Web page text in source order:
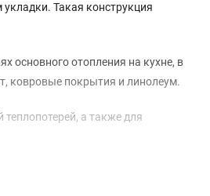
Такая конструкция
основного отопления на кухне, в
ковровые покрытия и линолеум.
а также для